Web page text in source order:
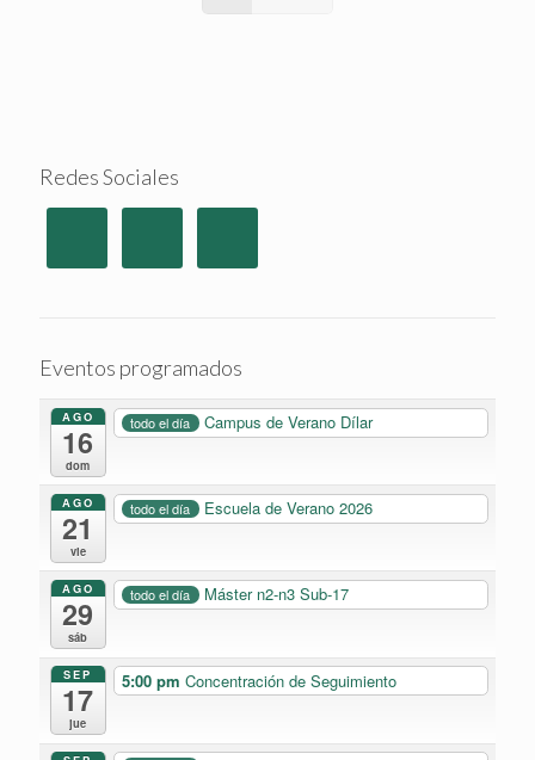
Redes Sociales
Eventos programados
AGO
16
dom
todo el día Campus de Verano Dílar
AGO
21
vie
todo el día Escuela de Verano 2026
AGO
29
sáb
todo el día Máster n2-n3 Sub-17
SEP
17
jue
5:00 pm Concentración de Seguimiento